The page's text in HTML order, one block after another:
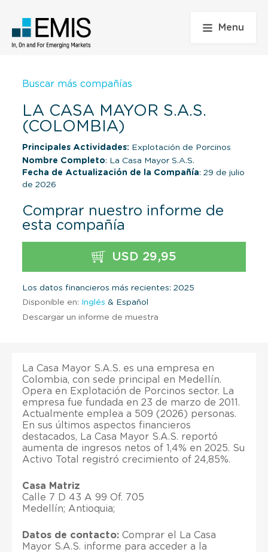
Menu
Buscar más compañías
LA CASA MAYOR S.A.S.
(COLOMBIA)
Principales Actividades: Explotación de Porcinos
Nombre Completo: La Casa Mayor S.A.S.
Fecha de Actualización de la Compañía: 29 de julio
de 2026
Comprar nuestro informe de
esta compañía
USD 29,95
Los datos financieros más recientes: 2025
Disponible en: Inglés & Español
Descargar un informe de muestra
La Casa Mayor S.A.S. es una empresa en
Colombia, con sede principal en Medellín.
Opera en Explotación de Porcinos sector. La
empresa fue fundada en 23 de marzo de 2011.
Actualmente emplea a 509 (2026) personas.
En sus últimos aspectos financieros
destacados, La Casa Mayor S.A.S. reportó
aumenta de ingresos netos of 1,4% en 2025. Su
Activo Total registró crecimiento of 24,85%.
Casa Matriz
Calle 7 D 43 A 99 Of. 705
Medellín; Antioquia;
Datos de contacto: Comprar el La Casa
Mayor S.A.S. informe para acceder a la